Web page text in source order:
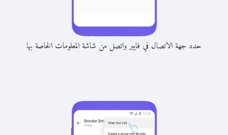
حدد جهة الاتصال في فايبر واتصل من شاشة المعلومات الخاصة بها